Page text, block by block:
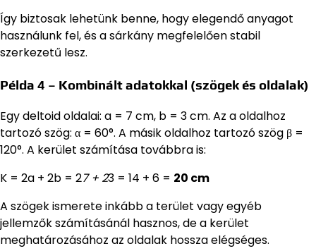
Így biztosak lehetünk benne, hogy elegendő anyagot
használunk fel, és a sárkány megfelelően stabil
szerkezetű lesz.
Példa 4 – Kombinált adatokkal (szögek és oldalak)
Egy deltoid oldalai: a = 7 cm, b = 3 cm. Az a oldalhoz
tartozó szög: α = 60°. A másik oldalhoz tartozó szög β =
120°. A kerület számítása továbbra is:
K = 2a + 2b = 27 + 23 = 14 + 6 = 20 cm
A szögek ismerete inkább a terület vagy egyéb
jellemzők számításánál hasznos, de a kerület
meghatározásához az oldalak hossza elégséges.